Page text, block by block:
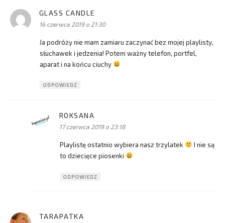
GLASS CANDLE
16 czerwca 2019 o 21:30
Ja podróży nie mam zamiaru zaczynać bez mojej playlisty,
słuchawek i jedzenia! Potem ważny telefon, portfel,
aparat i na końcu ciuchy
ODPOWIEDZ
ROKSANA
17 czerwca 2019 o 23:18
Playlistę ostatnio wybiera nasz trzylatek
I nie są
to dziecięce piosenki
ODPOWIEDZ
TARAPATKA